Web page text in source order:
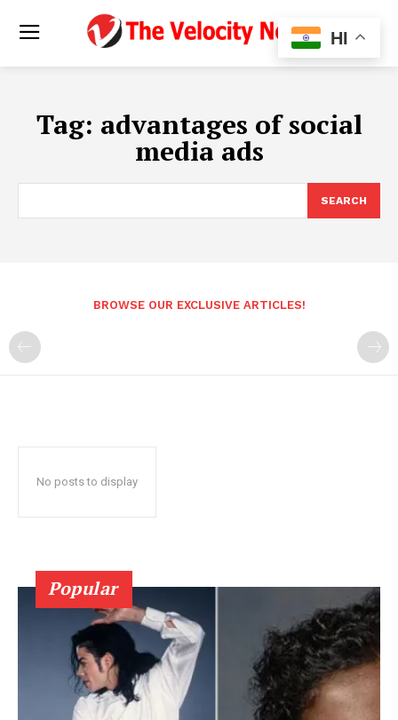
Tag: advantages of social
media ads
SEARCH
BROWSE OUR EXCLUSIVE ARTICLES!
No posts to display
Popular
HI